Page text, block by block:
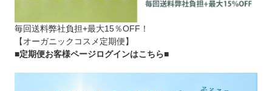
毎回送料弊社負担+最大15％OFF！
【オーガニックコスメ定期便】
■定期便お客様ページログインはこちら■